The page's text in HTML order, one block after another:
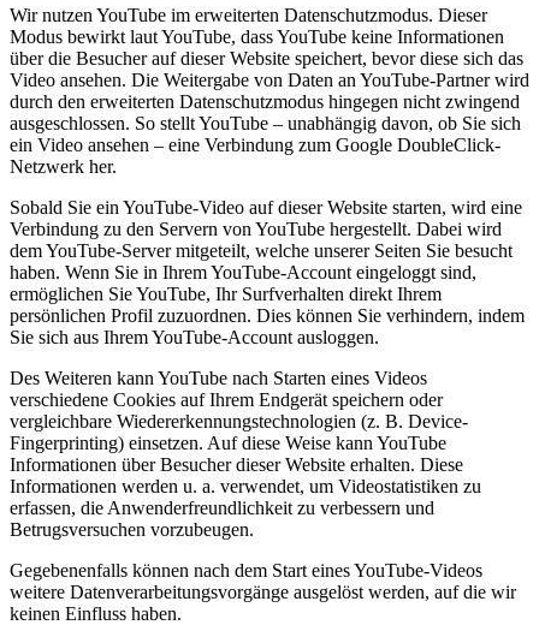
Wir nutzen YouTube im erweiterten Datenschutzmodus. Dieser
Modus bewirkt laut YouTube, dass YouTube keine Informationen
über die Besucher auf dieser Website speichert, bevor diese sich das
Video ansehen. Die Weitergabe von Daten an YouTube-Partner wird
durch den erweiterten Datenschutzmodus hingegen nicht zwingend
ausgeschlossen. So stellt YouTube – unabhängig davon, ob Sie sich
ein Video ansehen – eine Verbindung zum Google DoubleClick-
Netzwerk her.
Sobald Sie ein YouTube-Video auf dieser Website starten, wird eine
Verbindung zu den Servern von YouTube hergestellt. Dabei wird
dem YouTube-Server mitgeteilt, welche unserer Seiten Sie besucht
haben. Wenn Sie in Ihrem YouTube-Account eingeloggt sind,
ermöglichen Sie YouTube, Ihr Surfverhalten direkt Ihrem
persönlichen Profil zuzuordnen. Dies können Sie verhindern, indem
Sie sich aus Ihrem YouTube-Account ausloggen.
Des Weiteren kann YouTube nach Starten eines Videos
verschiedene Cookies auf Ihrem Endgerät speichern oder
vergleichbare Wiedererkennungstechnologien (z. B. Device-
Fingerprinting) einsetzen. Auf diese Weise kann YouTube
Informationen über Besucher dieser Website erhalten. Diese
Informationen werden u. a. verwendet, um Videostatistiken zu
erfassen, die Anwenderfreundlichkeit zu verbessern und
Betrugsversuchen vorzubeugen.
Gegebenenfalls können nach dem Start eines YouTube-Videos
weitere Datenverarbeitungsvorgänge ausgelöst werden, auf die wir
keinen Einfluss haben.